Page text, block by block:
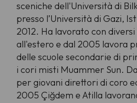
sceniche dell'Università di
presso l’Università di Gazi,
2012. Ha lavorato con
all'estero e dal 2005 lavora
delle scuole secondarie di
i cori misti Muammer Sun.
per giovani direttori di coro
2005 Çiğdem e Atilla